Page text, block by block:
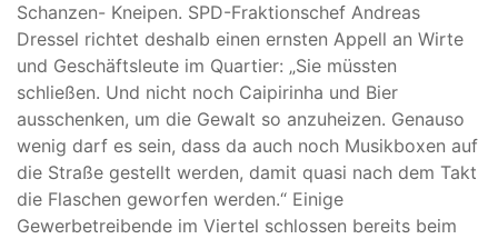
Schanzen- Kneipen. SPD-Fraktionschef Andreas
Dressel richtet deshalb einen ernsten Appell an Wirte
und Geschäftsleute im Quartier: „Sie müssten
schließen. Und nicht noch Caipirinha und Bier
ausschenken, um die Gewalt so anzuheizen. Genauso
wenig darf es sein, dass da auch noch Musikboxen auf
die Straße gestellt werden, damit quasi nach dem Takt
die Flaschen geworfen werden.“ Einige
Gewerbetreibende im Viertel schlossen bereits beim